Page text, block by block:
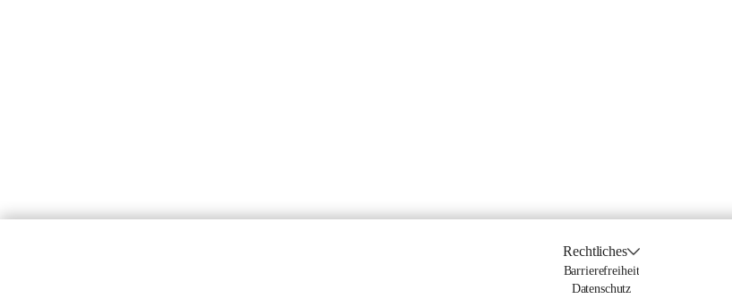
Rechtliches
Barrierefreiheit
Datenschutz